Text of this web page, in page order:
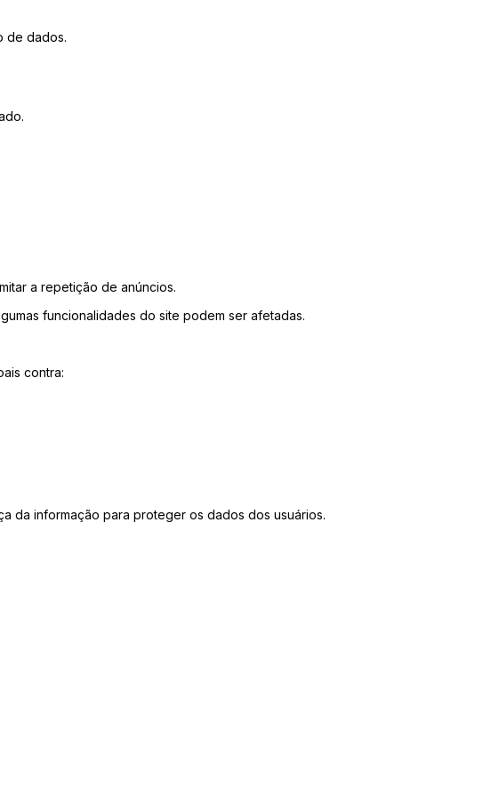
de dados.
a repetição de anúncios.
funcionalidades do site podem ser afetadas.
contra:
da informação para proteger os dados dos usuários.